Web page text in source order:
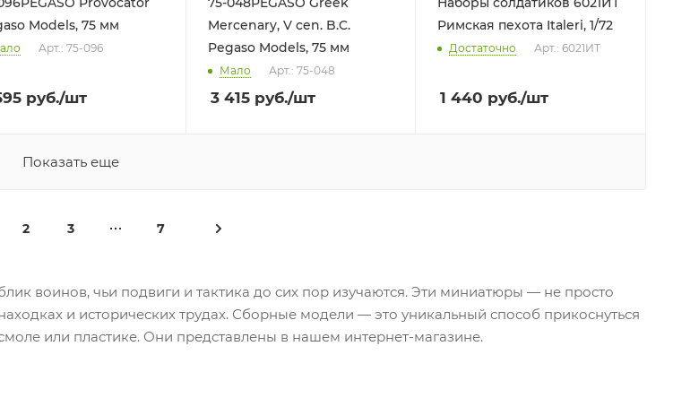
Models, 75 мм
Арт.: 75-096
руб./шт
Mercenary, V cen. B.C.
Pegaso Models, 75 мм
Мало Арт.: 75-048
3 415руб./шт
Римская пехота Italeri, 1/72
Достаточно Арт.: 6021ИТ
1 440 руб./шт
Показать еще
2 3 7
воинов, чьи подвиги и тактика до сих пор изучаются. Эти миниатюры — не просто
и исторических трудах. Сборные модели — это уникальный способ прикоснуться
или пластике. Они представлены в нашем интернет-магазине.